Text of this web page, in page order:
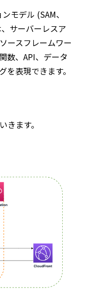
モデル (SAM、
サーバーレスア
ースフレームワー
数、API、データ
を表現できます。
きます。